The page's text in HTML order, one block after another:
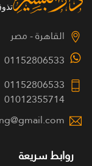
القاهرة - مصر
01152806533
01152806533
01012355714
روابط سريعة